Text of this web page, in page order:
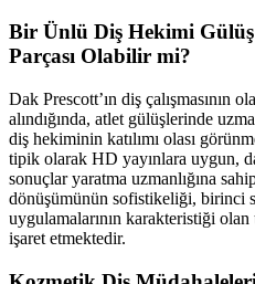
Bir Ünlü Diş Hekimi
Parçası Olabilir mi?
Dak Prescott’ın diş çalışmasının
alındığında, atlet gülüşlerinde
diş hekiminin katılımı olası
tipik olarak HD yayınlara uygun,
sonuçlar yaratma uzmanlığına
dönüşümünün sofistikeliği, birinci
uygulamalarının karakteristiği
işaret etmektedir.